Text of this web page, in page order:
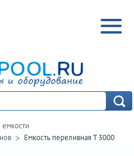
Емкость переливная T 3000